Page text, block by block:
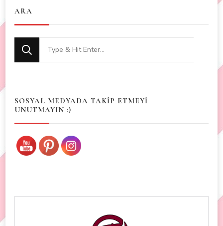
ARA
Looking
for
SOSYAL MEDYADA TAKİP ETMEYİ
UNUTMAYIN :)